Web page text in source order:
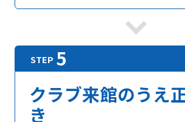
クラブ来館のうえ
き
For
Central
Sports